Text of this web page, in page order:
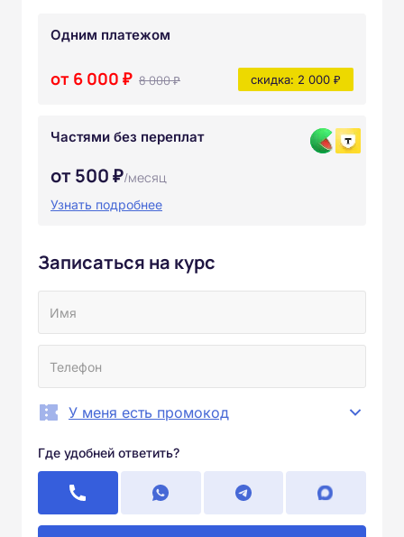
Одним платежом
от 6 000 ₽ 8 000 ₽ скидка: 2 000 ₽
Частями без переплат
от 500 ₽/месяц
Узнать подробнее
Записаться на курс
У меня есть промокод
Где удобней ответить?